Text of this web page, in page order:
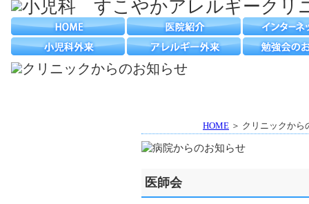
HOME ＞ クリニックか
医師会